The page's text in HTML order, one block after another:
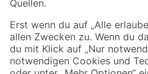
Sicher einkaufen
Jetzt die toom-App herunterladen